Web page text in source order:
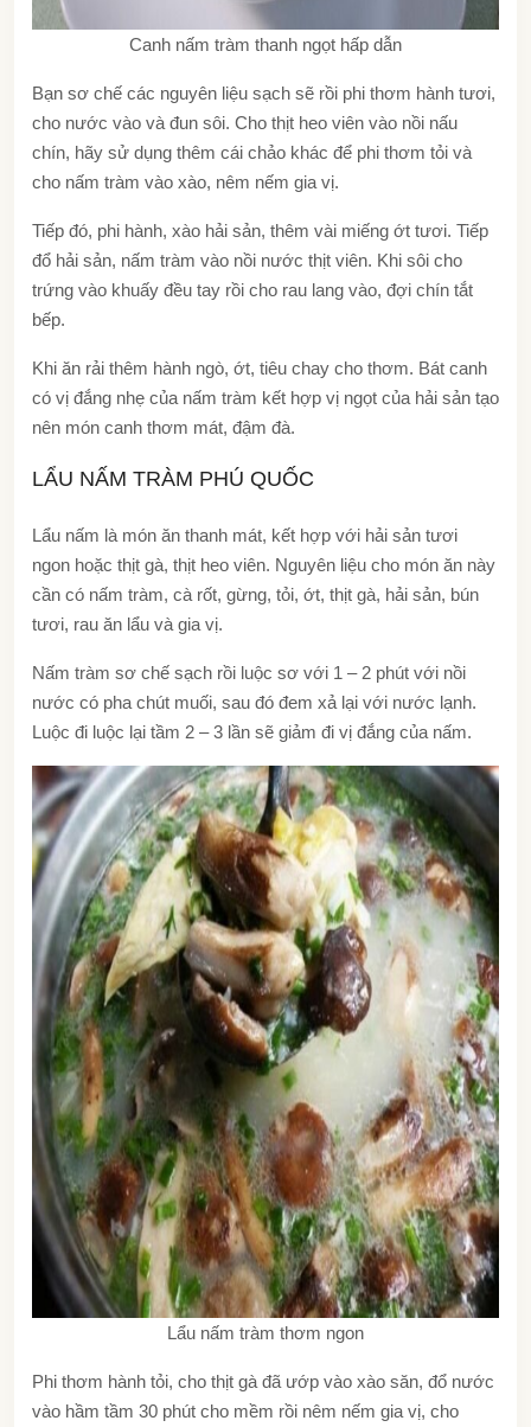
Canh nấm tràm thanh ngọt hấp dẫn
Bạn sơ chế các nguyên liệu sạch sẽ rồi phi thơm hành tươi,
cho nước vào và đun sôi. Cho thịt heo viên vào nồi nấu
chín, hãy sử dụng thêm cái chảo khác để phi thơm tỏi và
cho nấm tràm vào xào, nêm nếm gia vị.
Tiếp đó, phi hành, xào hải sản, thêm vài miếng ớt tươi. Tiếp
đổ hải sản, nấm tràm vào nồi nước thịt viên. Khi sôi cho
trứng vào khuấy đều tay rồi cho rau lang vào, đợi chín tắt
bếp.
Khi ăn rải thêm hành ngò, ớt, tiêu chay cho thơm. Bát canh
có vị đắng nhẹ của nấm tràm kết hợp vị ngọt của hải sản tạo
nên món canh thơm mát, đậm đà.
LẨU NẤM TRÀM PHÚ QUỐC
Lẩu nấm là món ăn thanh mát, kết hợp với hải sản tươi
ngon hoặc thịt gà, thịt heo viên. Nguyên liệu cho món ăn này
cần có nấm tràm, cà rốt, gừng, tỏi, ớt, thịt gà, hải sản, bún
tươi, rau ăn lẩu và gia vị.
Nấm tràm sơ chế sạch rồi luộc sơ với 1 – 2 phút với nồi
nước có pha chút muối, sau đó đem xả lại với nước lạnh.
Luộc đi luộc lại tầm 2 – 3 lần sẽ giảm đi vị đắng của nấm.
Lẩu nấm tràm thơm ngon
Phi thơm hành tỏi, cho thịt gà đã ướp vào xào săn, đổ nước
vào hầm tầm 30 phút cho mềm rồi nêm nếm gia vị, cho